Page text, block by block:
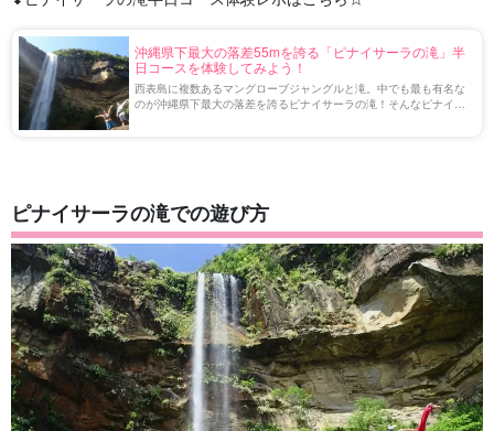
沖縄県下最大の落差55mを誇る「ピナイサーラの滝」半
日コースを体験してみよう！
西表島に複数あるマングローブジャングルと滝。中でも最も有名な
のが沖縄県下最大の落差を誇るピナイサーラの滝！そんなピナイサ
ピナイサーラの滝での遊び方